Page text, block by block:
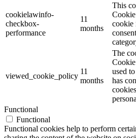
cookielawinfo-
checkbox-
performance
11
months
This
cookie
viewed_cookie_policy
11
months
The
used
has
Functional
Functional
Functional cookies help to perform